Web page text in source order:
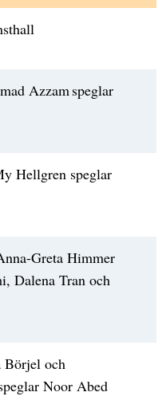
Azzam speglar
Hellgren speglar
Greta Himmer
Dalena Tran och
Börjel och
Noor Abed